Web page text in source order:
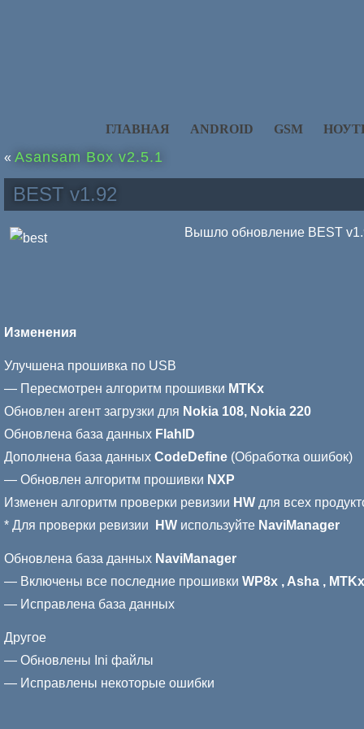
ГЛАВНАЯ ANDROID GSM
« Asansam Box v2.5.1
BEST v1.92
Вышло обновление BEST
Изменения
Улучшена прошивка по USB
— Пересмотрен алгоритм прошивки MTKx
Обновлен агент загрузки для Nokia 108, Nokia 220
Обновлена база данных FlahID
Дополнена база данных CodeDefine (Обработка ошибок)
— Обновлен алгоритм прошивки NXP
Изменен алгоритм проверки ревизии HW для всех
* Для проверки ревизии
HW используйте NaviManager
Обновлена база данных NaviManager
— Включены все последние прошивки WP8x , Asha ,
— Исправлена база данных
Другое
— Обновлены Ini файлы
— Исправлены некоторые ошибки